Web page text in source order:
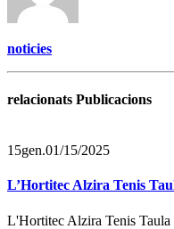
noticies
relacionats Publicacions
15gen.01/15/2025
L’Hortitec Alzira Tenis
L'Hortitec Alzira Tenis Taula